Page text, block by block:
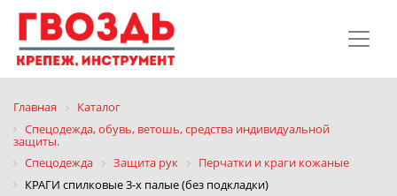
Главная
Каталог
Спецодежда, обувь, ветошь, средства индивидуальной
защиты.
Спецодежда
Защита рук
Перчатки и краги кожаные
КРАГИ спилковые 3-х палые (без подкладки)